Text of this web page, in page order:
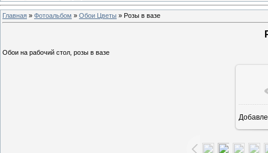
Главная » Фотоальбом » Обои Цветы » Розы в вазе
Обои на рабочий стол, розы в вазе